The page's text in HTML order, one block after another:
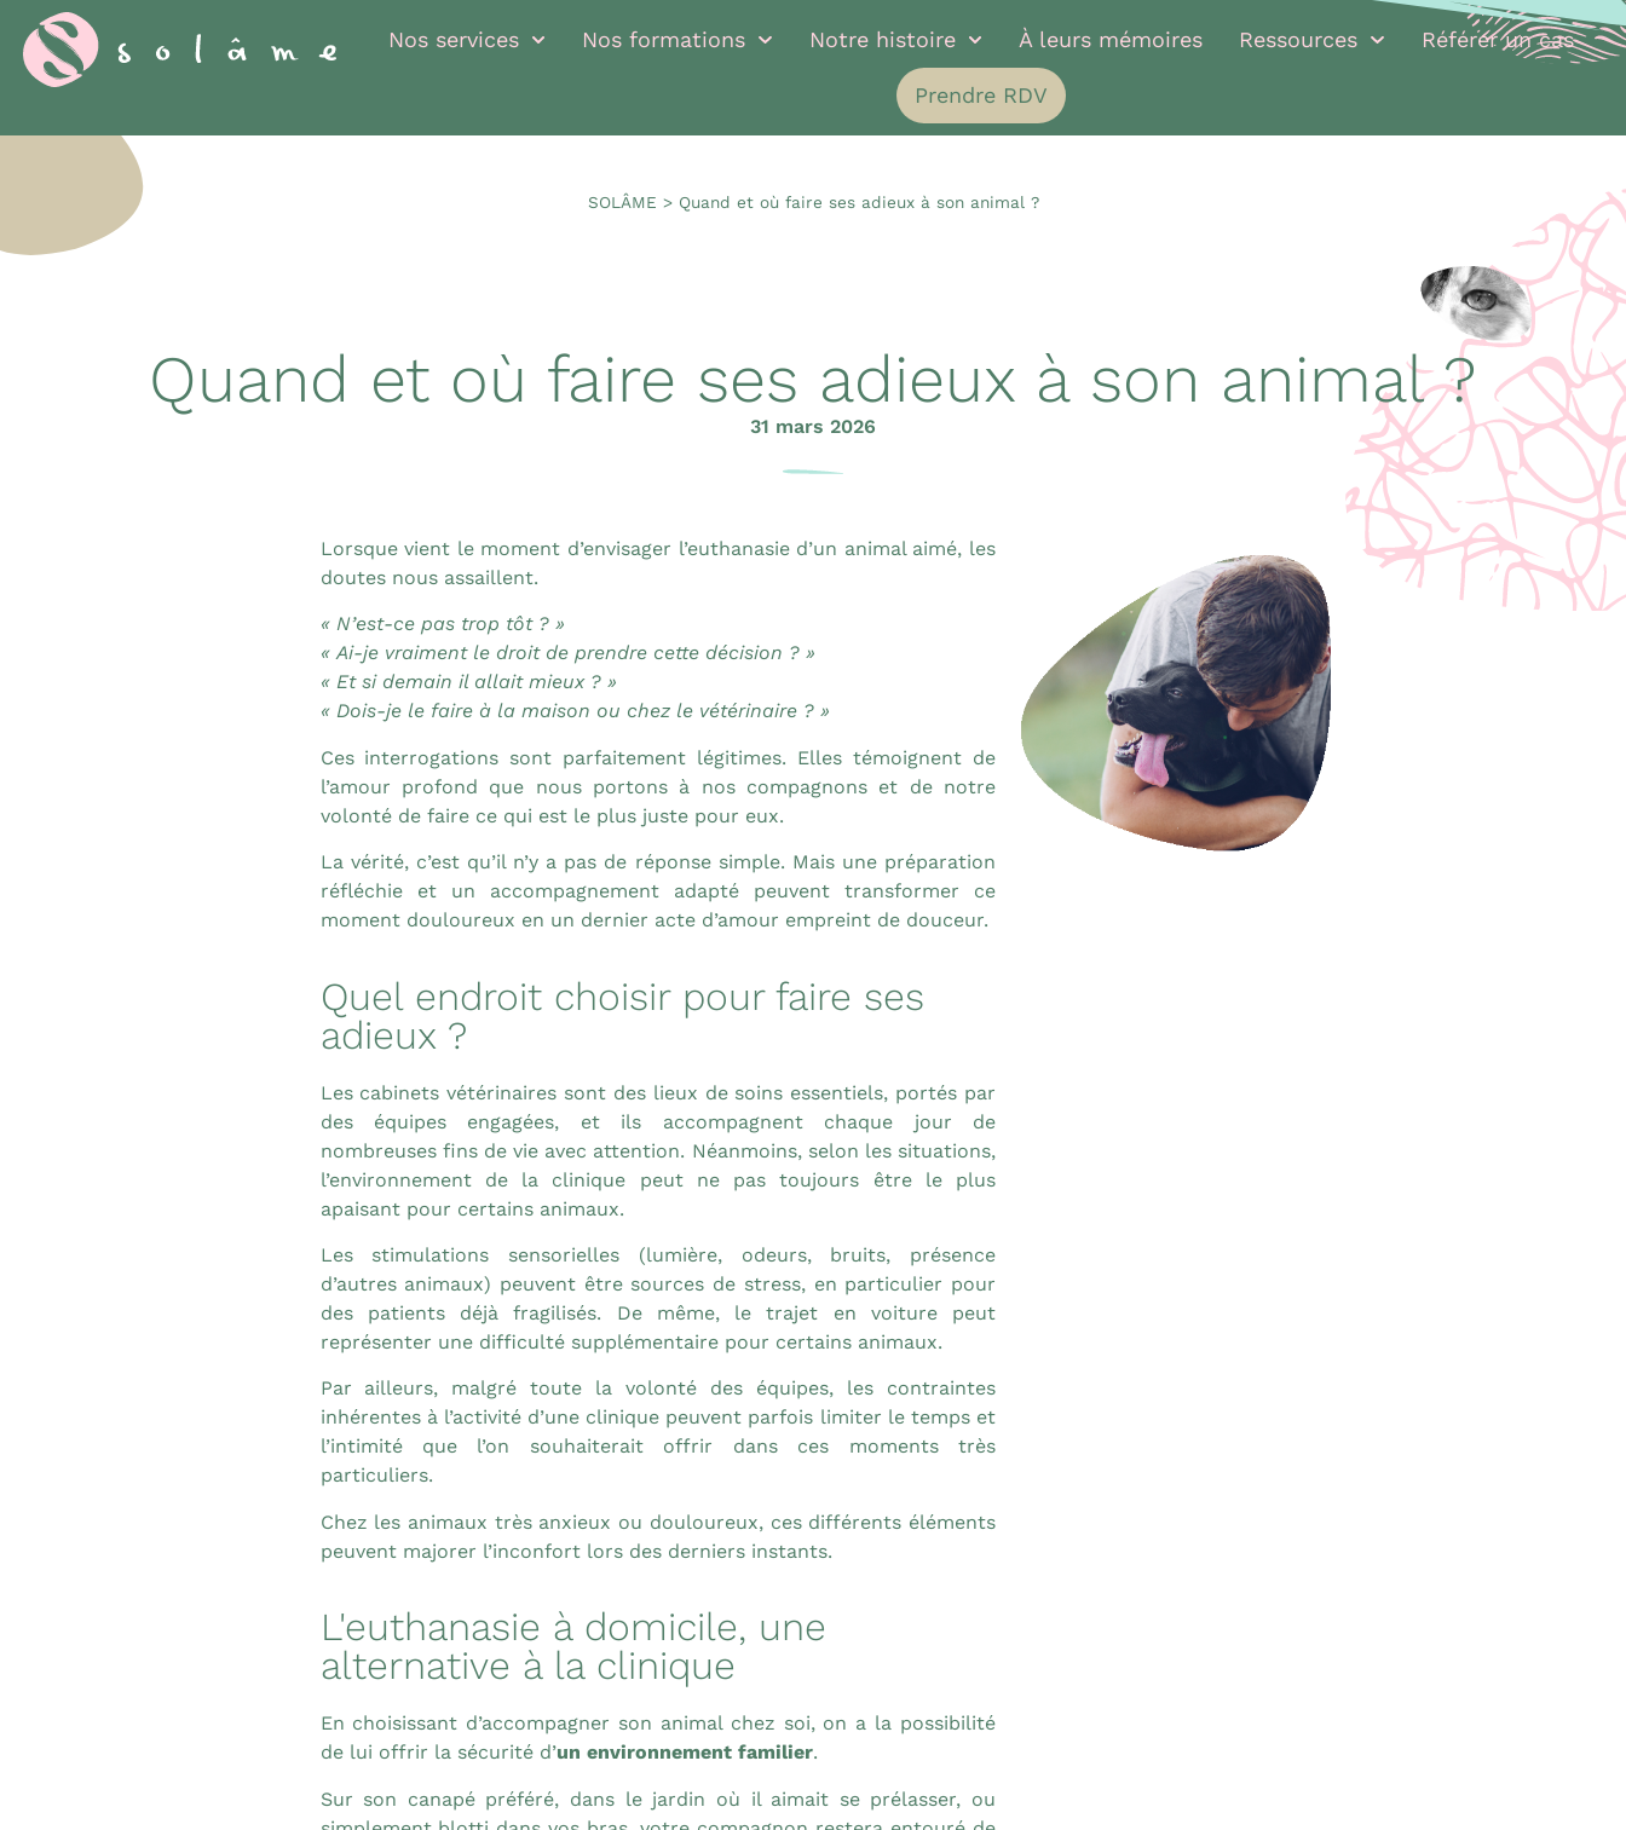
Nos services Nos formations Notre histoire À leurs mémoires Ressources Référer un cas
Prendre RDV
SOLÂME > Quand et où faire ses adieux à son animal ?
Quand et où faire ses adieux à son animal ?
31 mars 2026
Lorsque vient le moment d’envisager l’euthanasie d’un animal aimé, les
doutes nous assaillent.
« N’est-ce pas trop tôt ? »
« Ai-je vraiment le droit de prendre cette décision ? »
« Et si demain il allait mieux ? »
« Dois-je le faire à la maison ou chez le vétérinaire ? »
Ces interrogations sont parfaitement légitimes. Elles témoignent de
l’amour profond que nous portons à nos compagnons et de notre
volonté de faire ce qui est le plus juste pour eux.
La vérité, c’est qu’il n’y a pas de réponse simple. Mais une préparation
réfléchie et un accompagnement adapté peuvent transformer ce
moment douloureux en un dernier acte d’amour empreint de douceur.
Quel endroit choisir pour faire ses
adieux ?
Les cabinets vétérinaires sont des lieux de soins essentiels, portés par
des équipes engagées, et ils accompagnent chaque jour de
nombreuses fins de vie avec attention. Néanmoins, selon les situations,
l’environnement de la clinique peut ne pas toujours être le plus
apaisant pour certains animaux.
Les stimulations sensorielles (lumière, odeurs, bruits, présence
d’autres animaux) peuvent être sources de stress, en particulier pour
des patients déjà fragilisés. De même, le trajet en voiture peut
représenter une difficulté supplémentaire pour certains animaux.
Par ailleurs, malgré toute la volonté des équipes, les contraintes
inhérentes à l’activité d’une clinique peuvent parfois limiter le temps et
l’intimité que l’on souhaiterait offrir dans ces moments très
particuliers.
Chez les animaux très anxieux ou douloureux, ces différents éléments
peuvent majorer l’inconfort lors des derniers instants.
L'euthanasie à domicile, une
alternative à la clinique
En choisissant d’accompagner son animal chez soi, on a la possibilité
de lui offrir la sécurité d’un environnement familier.
Sur son canapé préféré, dans le jardin où il aimait se prélasser, ou
Cookies management panel